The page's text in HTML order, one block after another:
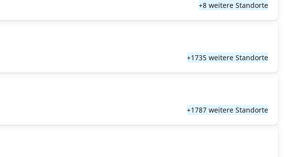
+8 weitere Standorte
+1735 weitere Standorte
+1787 weitere Standorte